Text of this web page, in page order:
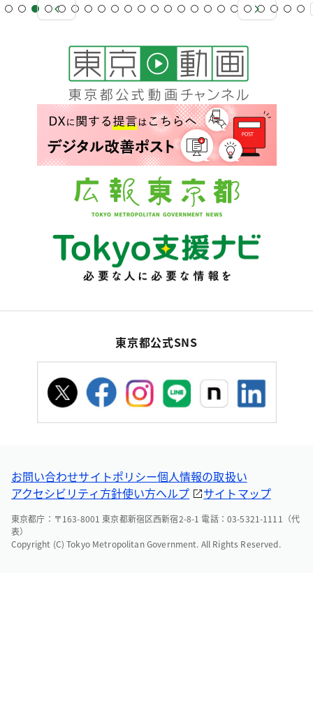
東京都公式SNS
お問い合わせサイトポリシー個人情報の取扱い
アクセシビリティ方針使い方ヘルプ サイトマップ
東京都庁：〒163-8001 東京都新宿区西新宿2-8-1 電話：03-5321-1111（代
表）
Copyright (C) Tokyo Metropolitan Government. All Rights Reserved.